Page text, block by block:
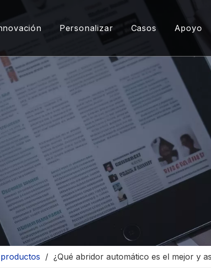
Personalizar Casos Apoyo
/ ¿Qué abridor automático es el mejor y